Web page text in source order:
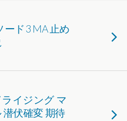
ド3 MA 止め
イジング マ
伏確変 期待